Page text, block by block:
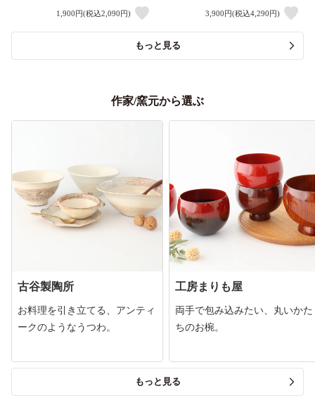
1,900円(税込2,090円) 3,900円(税込4,290円)
もっと見る
作家/窯元から選ぶ
古谷製陶所
お料理を引き立てる、アンティ
ークのようなうつわ。
工房まりも屋
両手で包み込みたい、丸いかた
ちのお椀。
もっと見る